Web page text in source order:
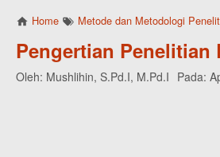
Home Metode dan Metodologi
Pengertian Penelitian
Oleh: Mushlihin, S.Pd.I, M.Pd.I Pada: